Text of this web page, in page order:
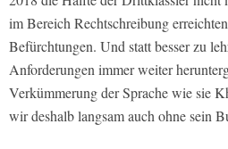
im Bereich Rechtschreibung
Befürchtungen. Und statt besser zu
Anforderungen immer weiter
Verkümmerung der Sprache wie sie
wir deshalb langsam auch ohne sein